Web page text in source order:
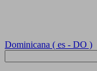
Dominicana ( es - DO )